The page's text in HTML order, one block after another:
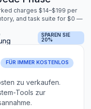
charges $14–$199 per
and task suite for $0 —
SPAREN SIE
20%
FÜR IMMER KOSTENLOS
zu verkaufen.
Tools zur